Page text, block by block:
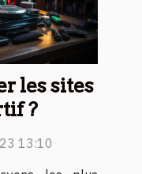
les sites
?
13:10